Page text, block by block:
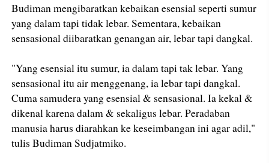
Budiman mengibaratkan kebaikan esensial seperti sumur
yang dalam tapi tidak lebar. Sementara, kebaikan
sensasional diibaratkan genangan air, lebar tapi dangkal.
"Yang esensial itu sumur, ia dalam tapi tak lebar. Yang
sensasional itu air menggenang, ia lebar tapi dangkal.
Cuma samudera yang esensial & sensasional. Ia kekal &
dikenal karena dalam & sekaligus lebar. Peradaban
manusia harus diarahkan ke keseimbangan ini agar adil,"
tulis Budiman Sudjatmiko.